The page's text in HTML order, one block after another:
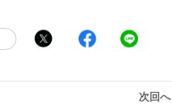
次回へ